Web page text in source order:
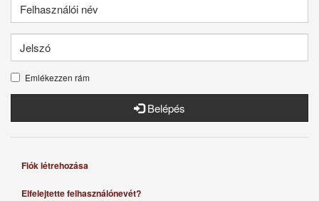
Emlékezzen rám
Belépés
Fiók létrehozása
Elfelejtette felhasználónevét?